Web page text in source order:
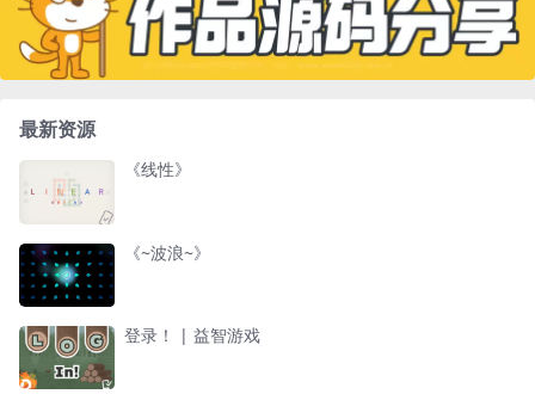
最新资源
《线性》
《~波浪~》
登录！ | 益智游戏